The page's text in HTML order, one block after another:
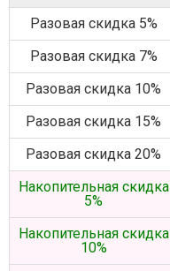
Разовая скидка 5%
Разовая скидка 7%
Разовая скидка 10%
Разовая скидка 15%
Разовая скидка 20%
Накопительная скидка
5%
Накопительная скидка
10%